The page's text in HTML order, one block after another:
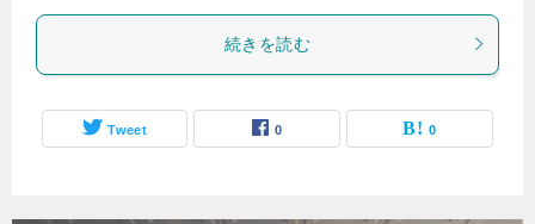
続きを読む
Tweet 0 0